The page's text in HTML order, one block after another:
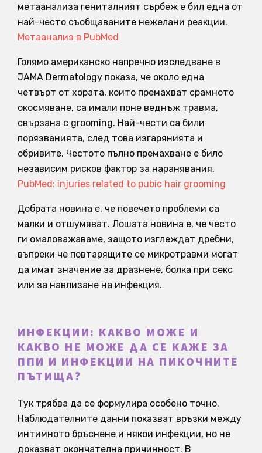
метаанализа гениталният сърбеж е бил една от
най-често съобщаваните нежелани реакции.
Метаанализ в PubMed
Голямо американско напречно изследване в
JAMA Dermatology показа, че около една
четвърт от хората, които премахват срамното
окосмяване, са имали поне веднъж травма,
свързана с grooming. Най-чести са били
порязванията, след това изгарянията и
обривите. Честото пълно премахване е било
независим рисков фактор за наранявания.
PubMed: injuries related to pubic hair grooming
Добрата новина е, че повечето проблеми са
малки и отшумяват. Лошата новина е, че често
ги омаловажаваме, защото изглеждат дребни,
въпреки че повтарящите се микротравми могат
да имат значение за дразнене, болка при секс
или за навлизане на инфекция.
ИНФЕКЦИИ: КАКВО МОЖЕ И
КАКВО НЕ МОЖЕ ДА СЕ КАЖЕ ЗА
ППИ И ИНФЕКЦИИ НА ПИКОЧНИТЕ
ПЪТИЩА?
Тук трябва да се формулира особено точно.
Наблюдателните данни показват връзки между
интимното бръснене и някои инфекции, но не
доказват окончателна причинност. В